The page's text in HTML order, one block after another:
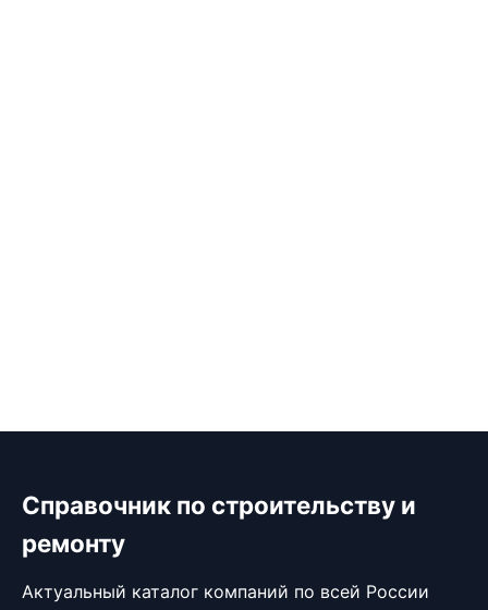
Справочник по строительству и
ремонту
Актуальный каталог компаний по всей России